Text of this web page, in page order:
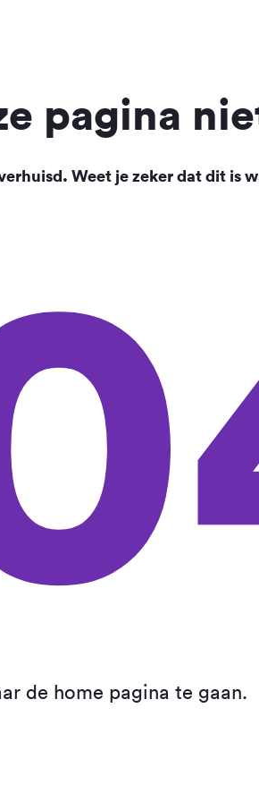
pagina
Weet je zeker dat dit is
de home pagina te gaan.